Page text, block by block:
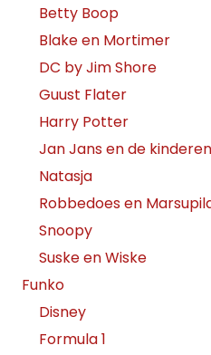
Betty Boop
Blake en Mortimer
DC by Jim Shore
Guust Flater
Harry Potter
Jan Jans en de kinderen
Natasja
Robbedoes en
Snoopy
Suske en Wiske
Funko
Disney
Formula 1